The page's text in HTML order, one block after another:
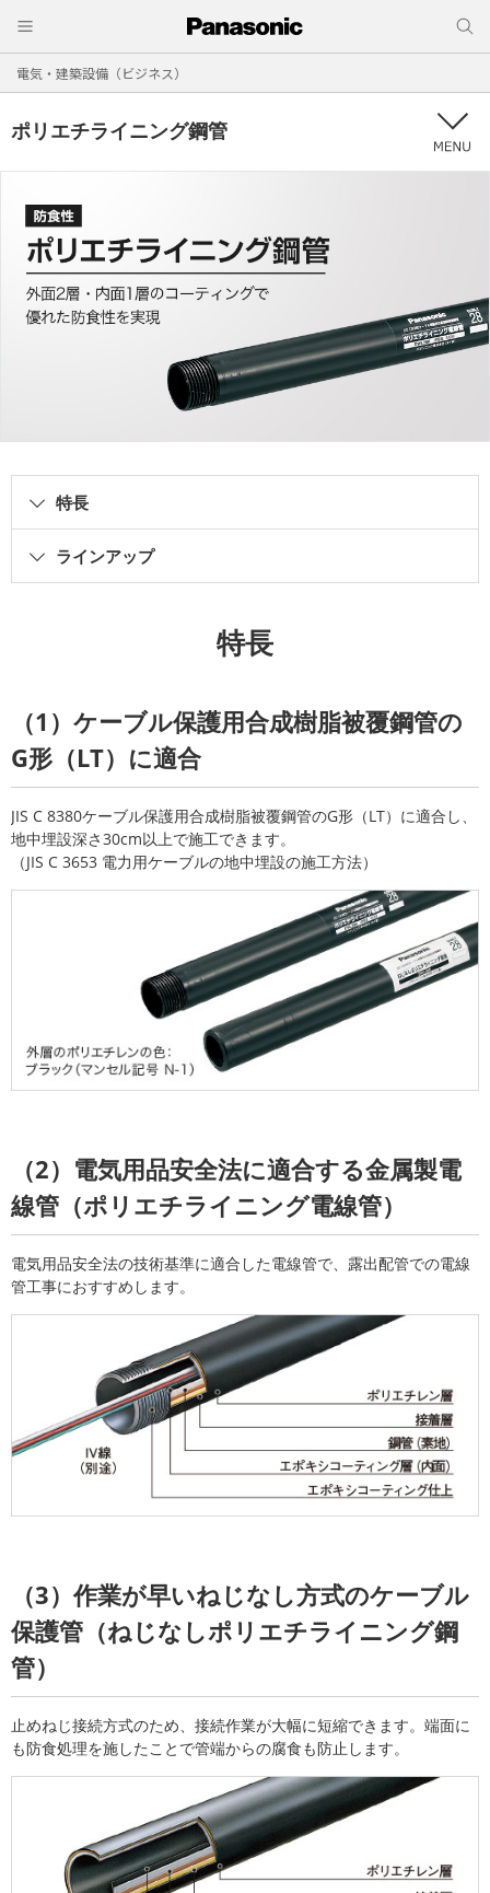
電気・建築設備（ビジネス）
ポリエチライニング鋼管
特長
ラインアップ
特長
（1）ケーブル保護用合成樹脂被覆鋼管の
G形（LT）に適合
JIS C 8380ケーブル保護用合成樹脂被覆鋼管のG形（LT）に適合し、
地中埋設深さ30cm以上で施工できます。
（JIS C 3653 電力用ケーブルの地中埋設の施工方法）
（2）電気用品安全法に適合する金属製電
線管（ポリエチライニング電線管）
電気用品安全法の技術基準に適合した電線管で、露出配管での電線
管工事におすすめします。
（3）作業が早いねじなし方式のケーブル
保護管（ねじなしポリエチライニング鋼
管）
止めねじ接続方式のため、接続作業が大幅に短縮できます。端面に
も防食処理を施したことで管端からの腐食も防止します。